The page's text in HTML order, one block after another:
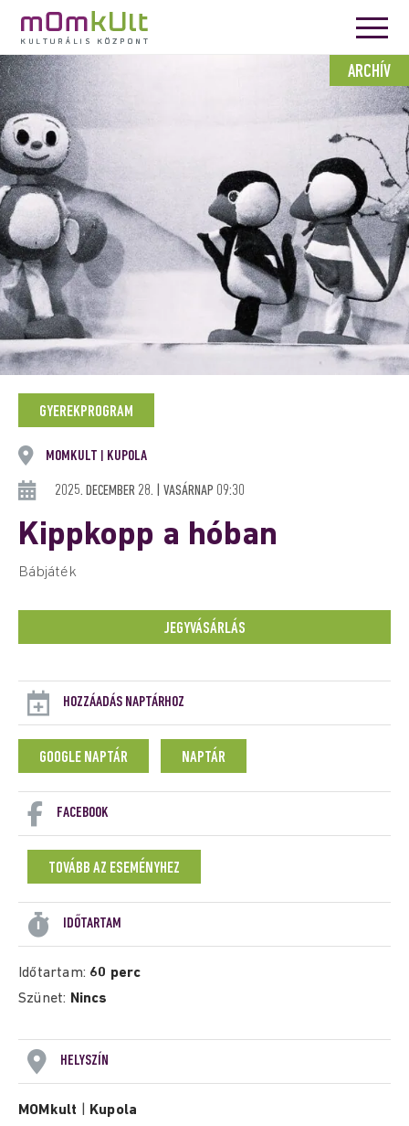
ARCHÍV
GYEREKPROGRAM
MOMKULT KUPOLA
2025. DECEMBER 28. | VASÁRNAP 09:30
Kippkopp a hóban
Bábjáték
JEGYVÁSÁRLÁS
HOZZÁADÁS NAPTÁRHOZ
GOOGLE NAPTÁR NAPTÁR
FACEBOOK
TOVÁBB AZ ESEMÉNYHEZ
IDŐTARTAM
Időtartam: 60 perc
Szünet: Nincs
HELYSZÍN
MOMkult Kupola